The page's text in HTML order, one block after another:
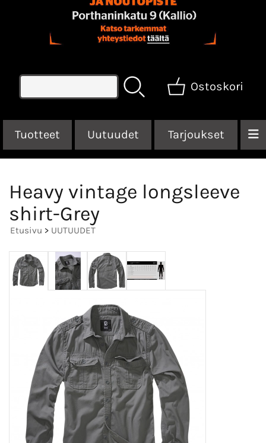
Ostoskori
Tuotteet Uutuudet Tarjoukset
Heavy vintage longsleeve
shirt-Grey
Etusivu > UUTUUDET